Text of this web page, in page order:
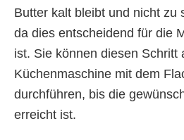
Butter kalt bleibt und nicht zu
da dies entscheidend für die
ist. Sie können diesen Schritt
Küchenmaschine mit dem
durchführen, bis die
erreicht ist.